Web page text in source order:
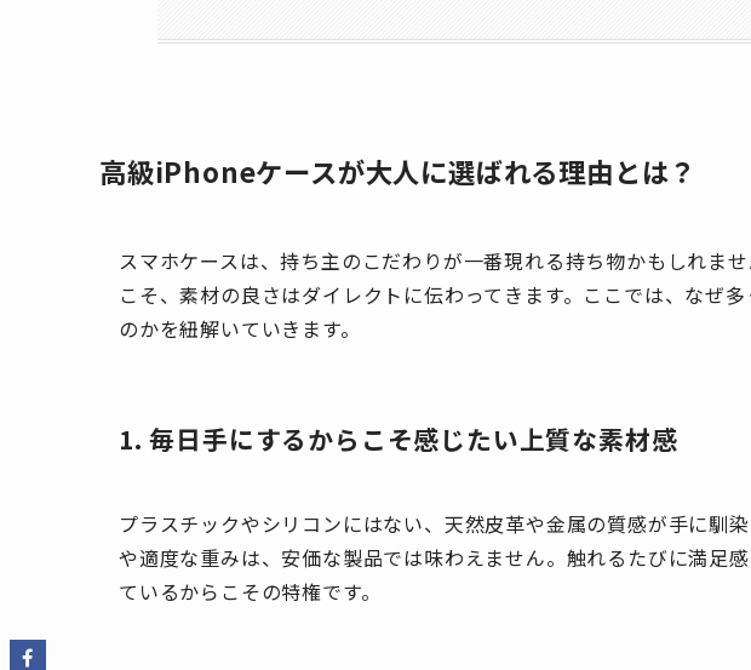
高級iPhoneケースが大人に選ばれる理由とは？
スマホケースは、持ち主のこだわりが一番現れる持ち物かもしれま
こそ、素材の良さはダイレクトに伝わってきます。ここでは、なぜ
のかを紐解いていきます。
1. 毎日手にするからこそ感じたい上質な素材感
プラスチックやシリコンにはない、天然皮革や金属の質感が手に馴
や適度な重みは、安価な製品では味わえません。触れるたびに満足
ているからこその特権です。